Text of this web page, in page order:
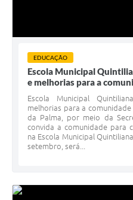
EDUCAÇÃO
Escola Municipal
e melhorias para a
Escola Municipal
melhorias para a
da Palma, por meio da
convida a comunidade para
na Escola Municipal
setembro, será...